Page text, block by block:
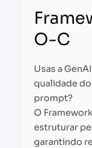
O-C
Usas a
qualidade
prompt?
O
estruturar
garantindo